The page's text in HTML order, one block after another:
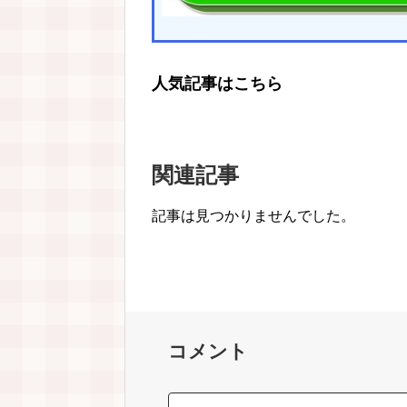
人気記事はこちら
関連記事
記事は見つかりませんでした。
コメント